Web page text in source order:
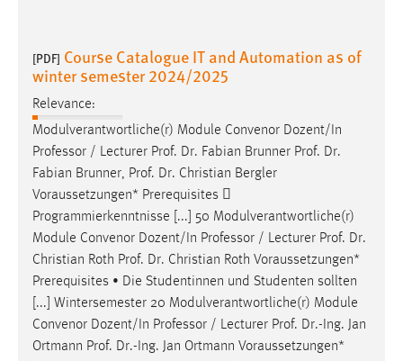
[PDF] Course Catalogue IT and Automation as of
winter semester 2024/2025
Relevance:
Modulverantwortliche(r) Module Convenor Dozent/In
Professor / Lecturer Prof. Dr. Fabian Brunner Prof. Dr.
Fabian Brunner, Prof. Dr. Christian Bergler
Voraussetzungen* Prerequisites 
Programmierkenntnisse [...] 50 Modulverantwortliche(r)
Module Convenor Dozent/In Professor / Lecturer Prof. Dr.
Christian Roth Prof. Dr. Christian Roth Voraussetzungen*
Prerequisites • Die Studentinnen und Studenten sollten
[...] Wintersemester 20 Modulverantwortliche(r) Module
Convenor Dozent/In Professor / Lecturer Prof. Dr.-Ing. Jan
Ortmann Prof. Dr.-Ing. Jan Ortmann Voraussetzungen*